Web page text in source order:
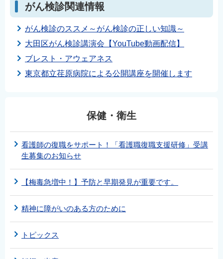
がん検診関連情報
がん検診のススメ～がん検診の正しい知識～
大田区がん検診講演会【YouTube動画配信】
ブレスト・アウェアネス
東京都立荏原病院による公開講座を開催します
保健・衛生
看護師の復職をサポート！「看護職復職支援研修」受講
生募集のお知らせ
【梅毒急増中！】予防と早期発見が重要です。
精神に障がいのある方のために
トピックス